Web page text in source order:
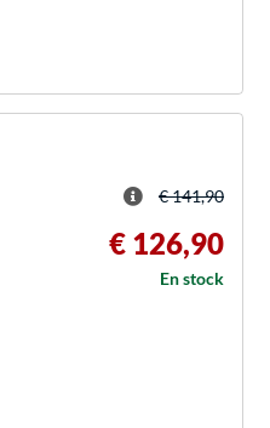
€ 141,90
€ 126,90
En stock